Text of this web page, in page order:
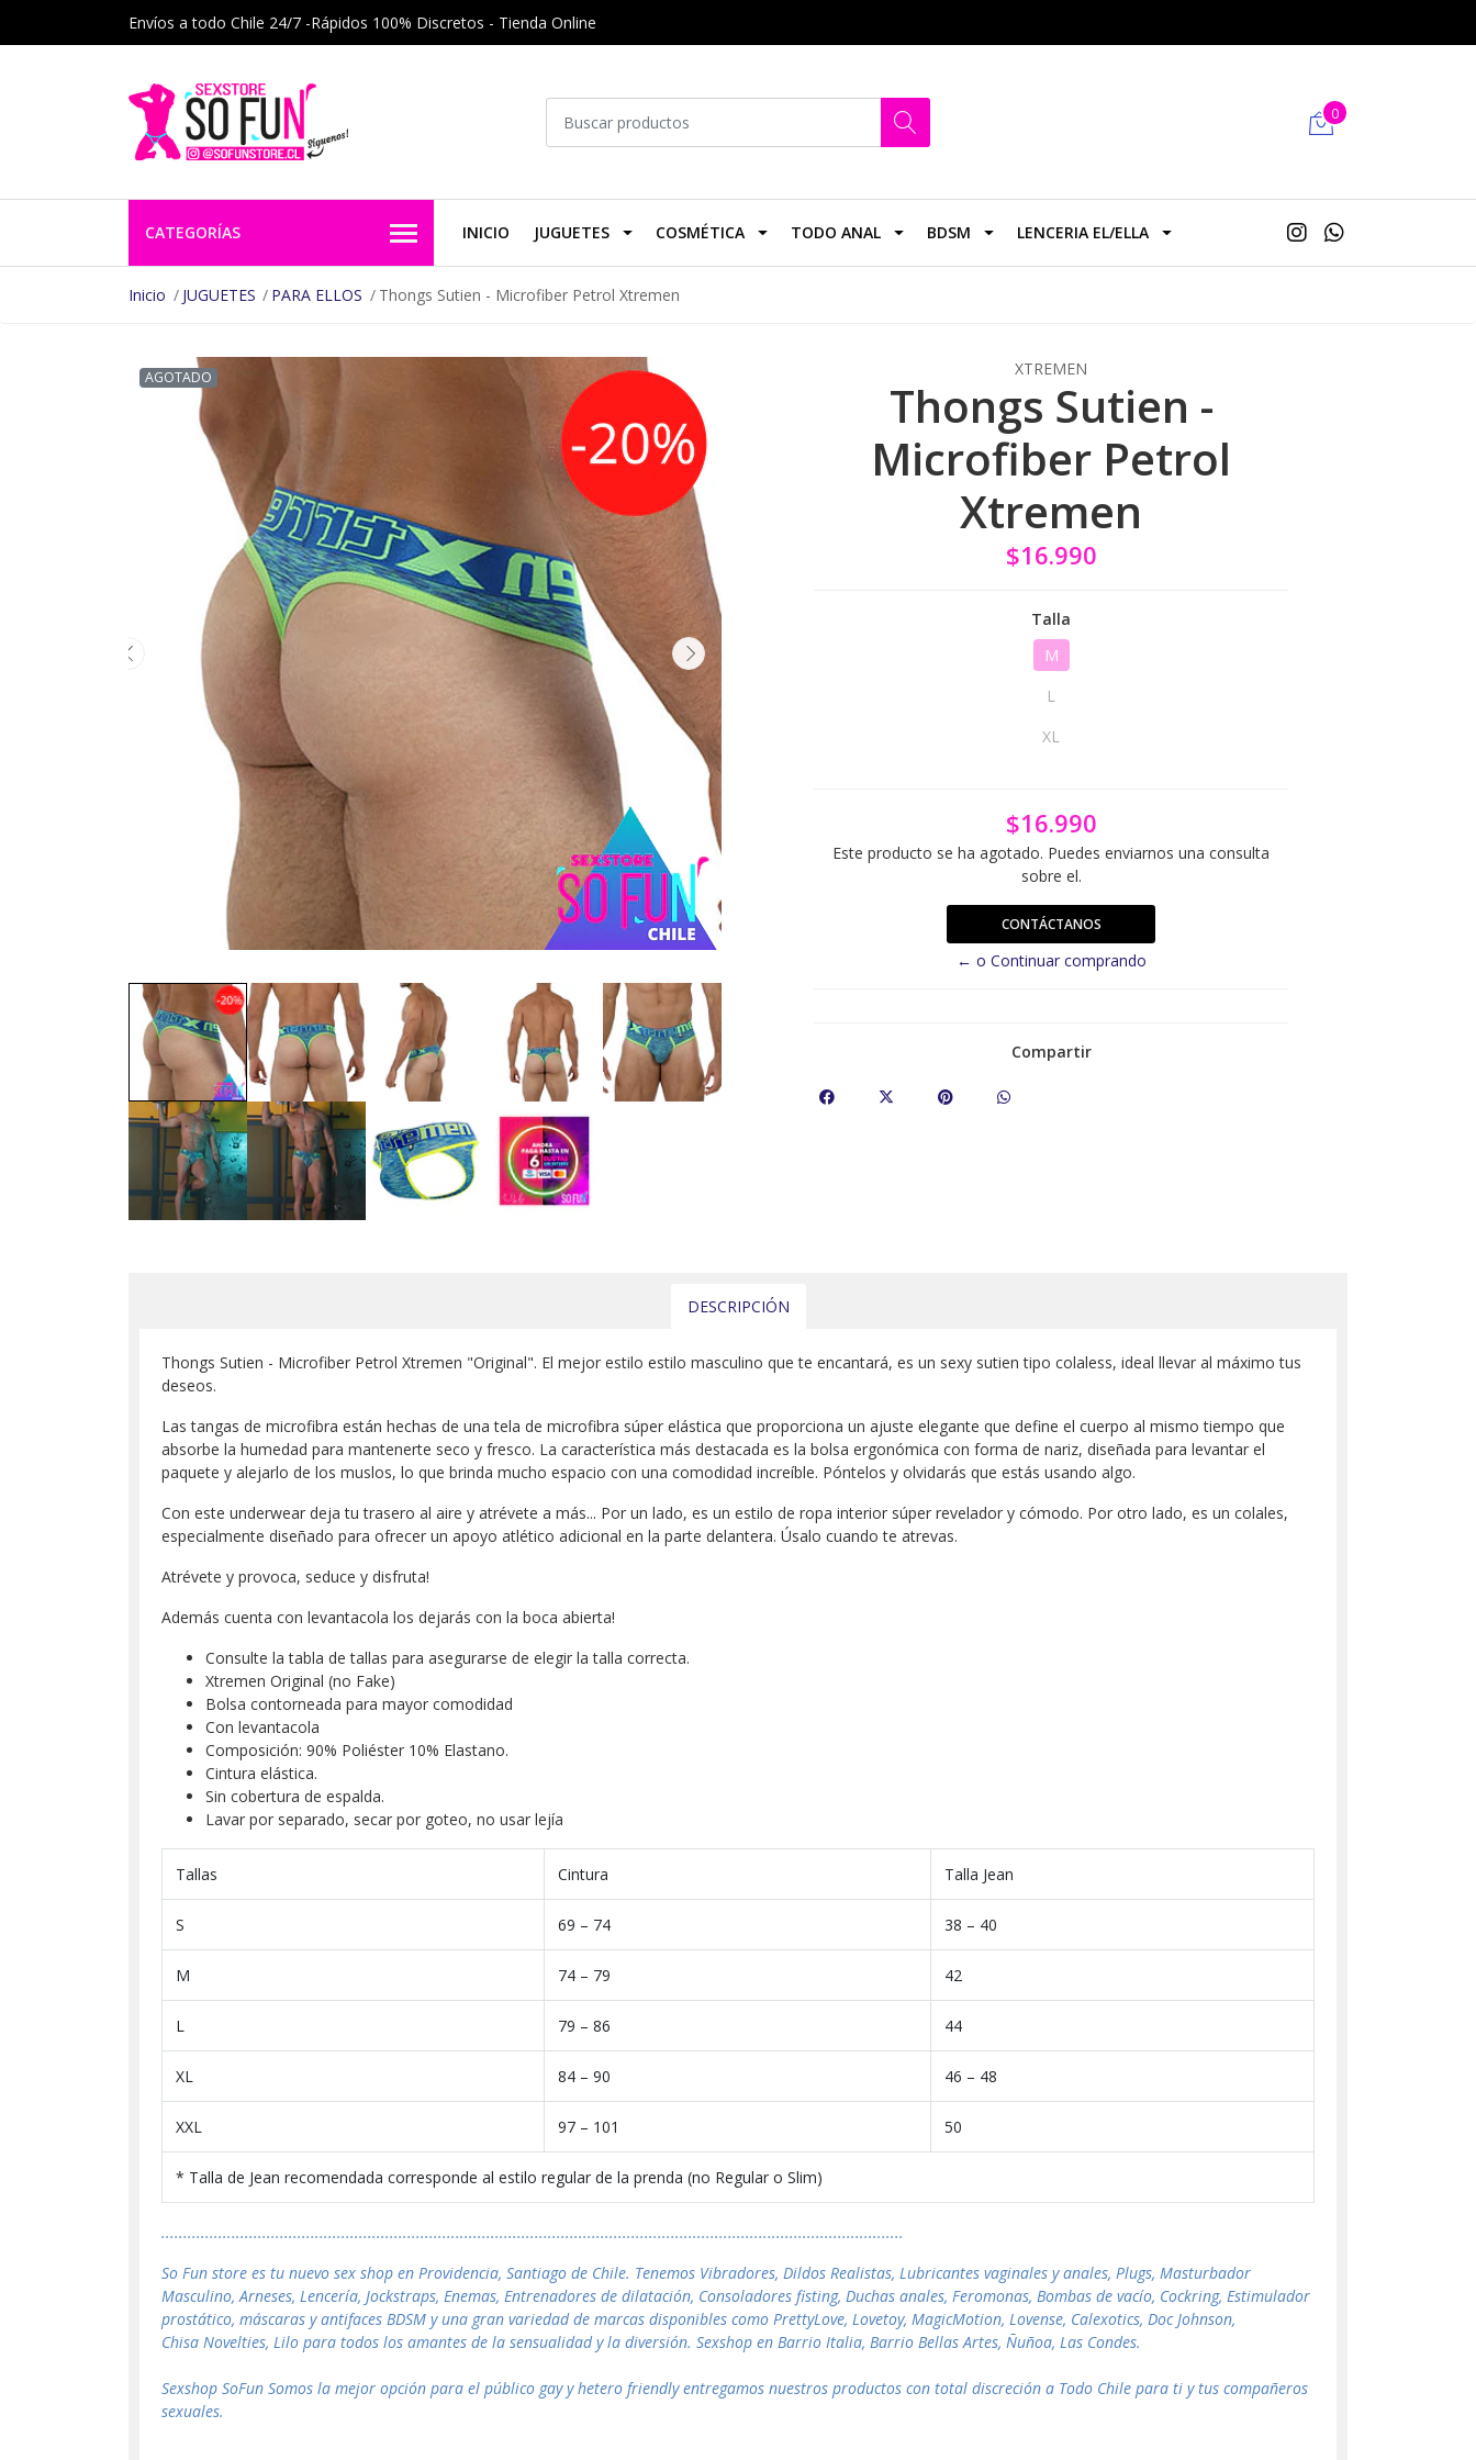
Envíos a todo Chile 24/7 -Rápidos 100% Discretos - Tienda Online
0
CATEGORÍAS INICIO JUGUETES COSMÉTICA TODO ANAL BDSM LENCERIA EL/ELLA
Inicio JUGUETES PARA ELLOS Thongs Sutien - Microfiber Petrol Xtremen
AGOTADO XTREMEN
Thongs Sutien -
Microfiber Petrol
Xtremen
$16.990
Talla
M
L
XL
$16.990
Este producto se ha agotado. Puedes enviarnos una consulta
sobre el.
CONTÁCTANOS
← o Continuar comprando
Compartir
DESCRIPCIÓN
Thongs Sutien - Microfiber Petrol Xtremen "Original". El mejor estilo estilo masculino que te encantará, es un sexy sutien tipo colaless, ideal llevar al máximo tus
deseos.
Las tangas de microfibra están hechas de una tela de microfibra súper elástica que proporciona un ajuste elegante que define el cuerpo al mismo tiempo que
absorbe la humedad para mantenerte seco y fresco. La característica más destacada es la bolsa ergonómica con forma de nariz, diseñada para levantar el
paquete y alejarlo de los muslos, lo que brinda mucho espacio con una comodidad increíble. Póntelos y olvidarás que estás usando algo.
Con este underwear deja tu trasero al aire y atrévete a más... Por un lado, es un estilo de ropa interior súper revelador y cómodo. Por otro lado, es un colales,
especialmente diseñado para ofrecer un apoyo atlético adicional en la parte delantera. Úsalo cuando te atrevas.
Atrévete y provoca, seduce y disfruta!
Además cuenta con levantacola los dejarás con la boca abierta!
Consulte la tabla de tallas para asegurarse de elegir la talla correcta.
Xtremen Original (no Fake)
Bolsa contorneada para mayor comodidad
Con levantacola
Composición: 90% Poliéster 10% Elastano.
Cintura elástica.
Sin cobertura de espalda.
Lavar por separado, secar por goteo, no usar lejía
Tallas Cintura Talla Jean
S 69 – 74 38 – 40
M 74 – 79 42
L 79 – 86 44
XL 84 – 90 46 – 48
XXL 97 – 101 50
* Talla de Jean recomendada corresponde al estilo regular de la prenda (no Regular o Slim)
.........................................................................................................................................................................
So Fun store es tu nuevo sex shop en Providencia, Santiago de Chile. Tenemos Vibradores, Dildos Realistas, Lubricantes vaginales y anales, Plugs, Masturbador
Masculino, Arneses, Lencería, Jockstraps, Enemas, Entrenadores de dilatación, Consoladores fisting, Duchas anales, Feromonas, Bombas de vacío, Cockring, Estimulador
prostático, máscaras y antifaces BDSM y una gran variedad de marcas disponibles como PrettyLove, Lovetoy, MagicMotion, Lovense, Calexotics, Doc Johnson,
Chisa Novelties, Lilo para todos los amantes de la sensualidad y la diversión. Sexshop en Barrio Italia, Barrio Bellas Artes, Ñuñoa, Las Condes.
Sexshop SoFun Somos la mejor opción para el público gay y hetero friendly entregamos nuestros productos con total discreción a Todo Chile para ti y tus compañeros
sexuales.